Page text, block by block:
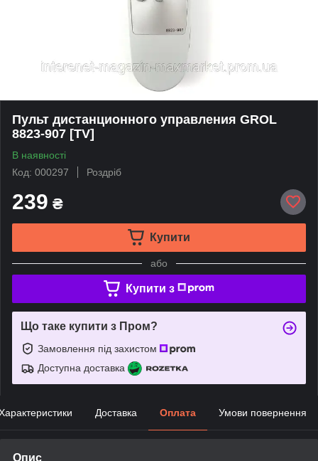
Пульт дистанционного управления GROL
8823-907 [TV]
В наявності
Код: 000297
Роздріб
239 ₴
Купити
або
Купити з
Що таке купити з Пром?
Замовлення під захистом
Доступна доставка
Доставка Оплата Умови повернення
Опис